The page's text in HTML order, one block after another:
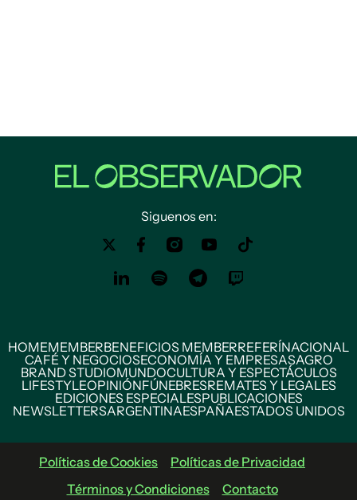
Siguenos en:
HOMEMEMBERBENEFICIOS MEMBERREFERÍNACIONAL
CAFÉ Y NEGOCIOSECONOMÍA Y EMPRESASAGRO
BRAND STUDIOMUNDOCULTURA Y ESPECTÁCULOS
LIFESTYLEOPINIÓNFÚNEBRESREMATES Y LEGALES
EDICIONES ESPECIALESPUBLICACIONES
NEWSLETTERSARGENTINAESPAÑAESTADOS UNIDOS
Políticas de Cookies
Políticas de Privacidad
Términos y Condiciones
Contacto